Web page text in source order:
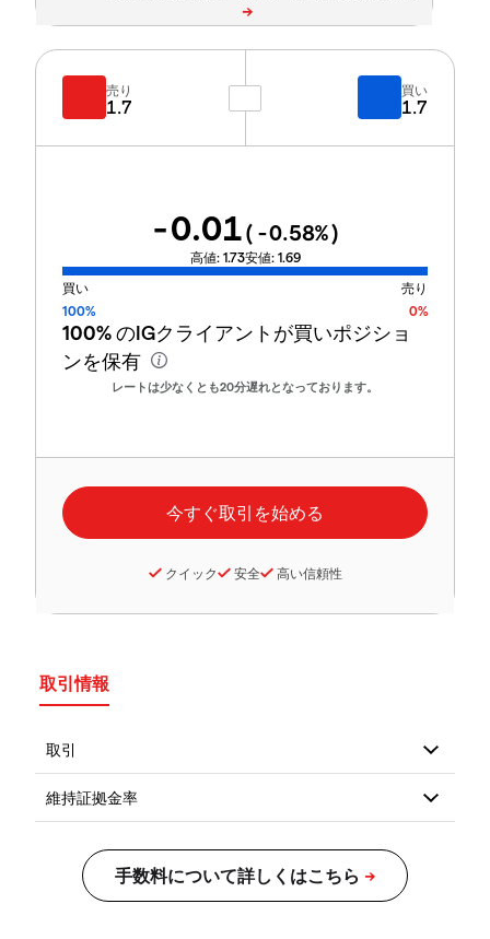
売り
1.7
買い
1.7
-0.01( -0.58%)
高値: 1.73安値: 1.69
買い
売り
100%
0%
100%のIGクライアントが買いポジショ
ンを保有
レートは少なくとも20分遅れとなっております。
クイック 安全 高い信頼性
取引情報